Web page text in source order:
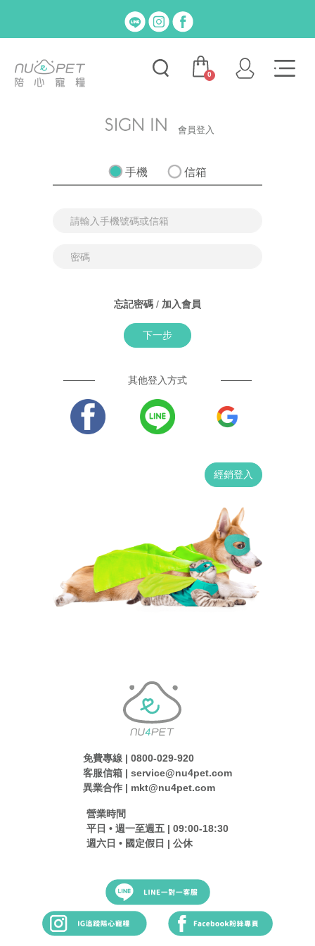
0
會員登入
手機 信箱
忘記密碼 / 加入會員
下一步
其他登入方式
經銷登入
免費專線 | 0800-029-920
客服信箱 | service@nu4pet.com
異業合作 | mkt@nu4pet.com
營業時間
平日 • 週一至週五 | 09:00-18:30
週六日 • 國定假日 | 公休